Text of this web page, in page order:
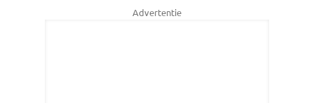
Advertentie